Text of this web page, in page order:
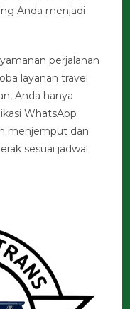
Anda menjadi
perjalanan
layanan travel
Anda hanya
WhatsApp
menjemput dan
sesuai jadwal